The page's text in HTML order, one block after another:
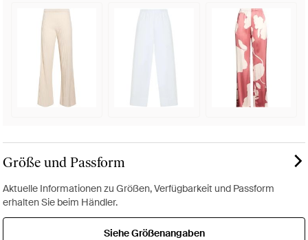
Größe und Passform
Aktuelle Informationen zu Größen, Verfügbarkeit und Passform
erhalten Sie beim Händler.
Siehe Größenangaben